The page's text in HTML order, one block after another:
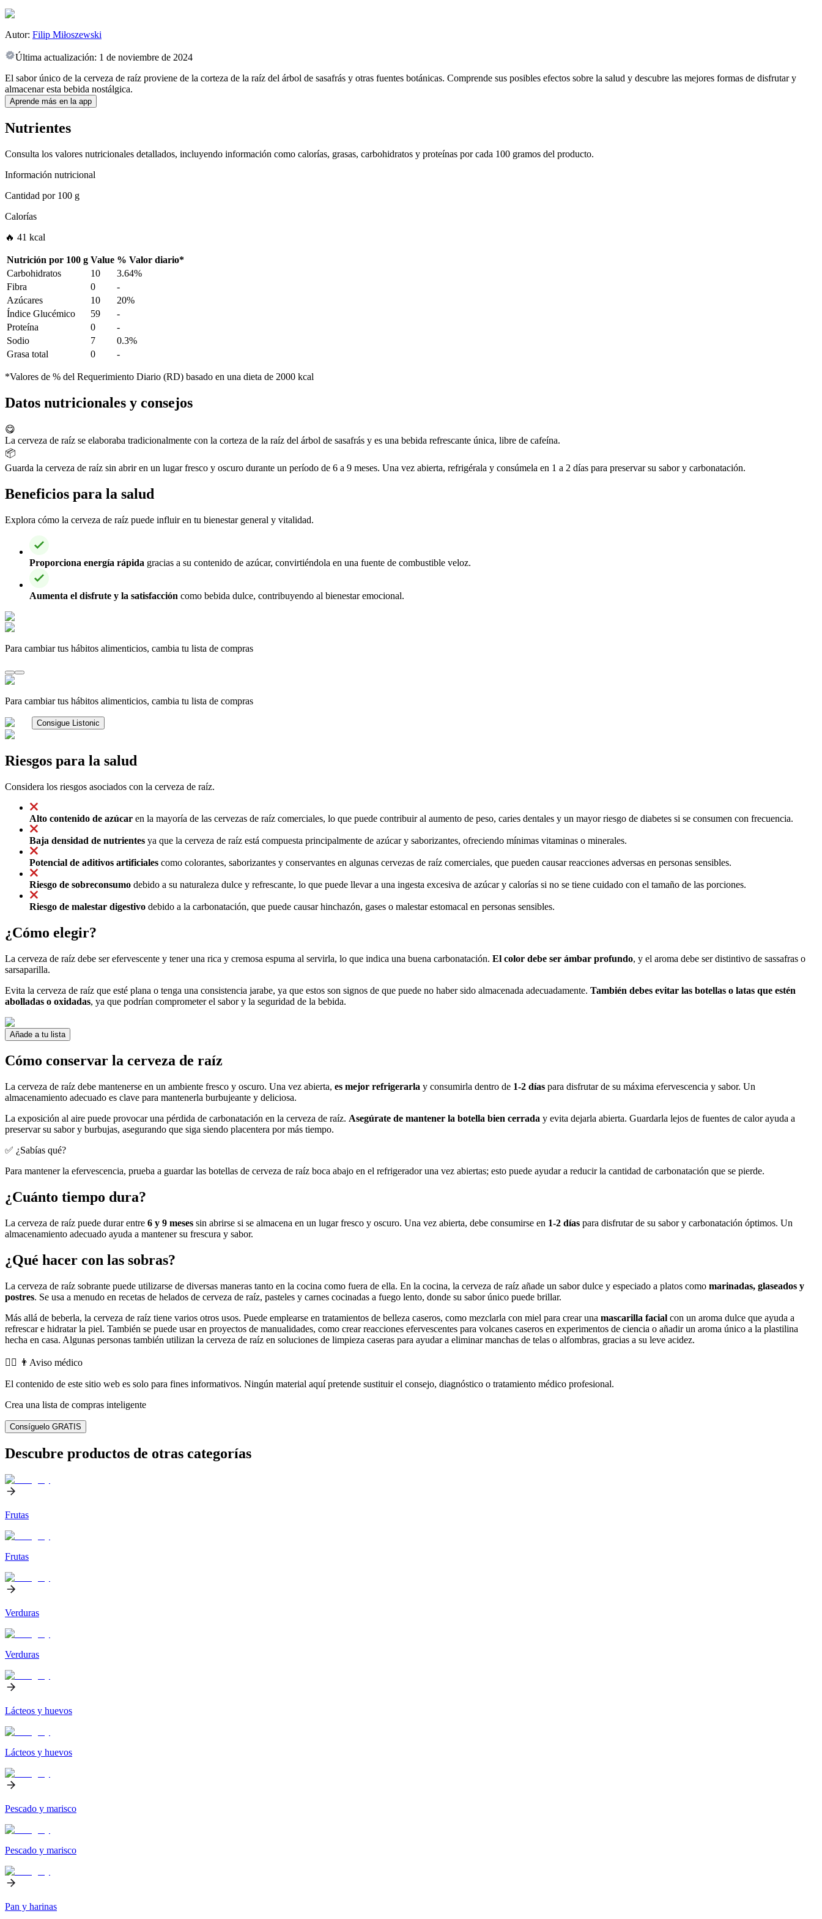
Autor: Filip Miłoszewski
Última actualización: 1 de noviembre de 2024
El sabor único de la cerveza de raíz proviene de la corteza de la raíz del árbol de sasafrás y otras fuentes botánicas. Comprende sus posibles efectos sobre la salud y descubre las mejores formas de disfrutar y
almacenar esta bebida nostálgica.
Aprende más en la app
Nutrientes
Consulta los valores nutricionales detallados, incluyendo información como calorías, grasas, carbohidratos y proteínas por cada 100 gramos del producto.
Información nutricional
Cantidad por100 g
Calorías
🔥 41 kcal
Nutrición por 100 g Value % Valor diario*
Carbohidratos
10
3.64%
Fibra
0
-
Azúcares
10
20%
Índice Glucémico
59
-
Proteína
0
-
Sodio
7
0.3%
Grasa total
0 -
*Valores de % del Requerimiento Diario (RD) basado en una dieta de 2000 kcal
Datos nutricionales y consejos
😋
La cerveza de raíz se elaboraba tradicionalmente con la corteza de la raíz del árbol de sasafrás y es una bebida refrescante única, libre de cafeína.
📦
Guarda la cerveza de raíz sin abrir en un lugar fresco y oscuro durante un período de 6 a 9 meses. Una vez abierta, refrigérala y consúmela en 1 a 2 días para preservar su sabor y carbonatación.
Beneficios para la salud
Explora cómo la cerveza de raíz puede influir en tu bienestar general y vitalidad.
Proporciona energía rápida gracias a su contenido de azúcar, convirtiéndola en una fuente de combustible veloz.
Aumenta el disfrute y la satisfacción como bebida dulce, contribuyendo al bienestar emocional.
Para cambiar tus hábitos alimenticios, cambia tu lista de compras
Para cambiar tus hábitos alimenticios, cambia tu lista de compras
Consigue Listonic
Riesgos para la salud
Considera los riesgos asociados con la cerveza de raíz.
Alto contenido de azúcar en la mayoría de las cervezas de raíz comerciales, lo que puede contribuir al aumento de peso, caries dentales y un mayor riesgo de diabetes si se consumen con frecuencia.
Baja densidad de nutrientes ya que la cerveza de raíz está compuesta principalmente de azúcar y saborizantes, ofreciendo mínimas vitaminas o minerales.
Potencial de aditivos artificiales como colorantes, saborizantes y conservantes en algunas cervezas de raíz comerciales, que pueden causar reacciones adversas en personas sensibles.
Riesgo de sobreconsumo debido a su naturaleza dulce y refrescante, lo que puede llevar a una ingesta excesiva de azúcar y calorías si no se tiene cuidado con el tamaño de las porciones.
Riesgo de malestar digestivo debido a la carbonatación, que puede causar hinchazón, gases o malestar estomacal en personas sensibles.
¿Cómo elegir?
La cerveza de raíz debe ser efervescente y tener una rica y cremosa espuma al servirla, lo que indica una buena carbonatación. El color debe ser ámbar profundo, y el aroma debe ser distintivo de sassafras o
sarsaparilla.
Evita la cerveza de raíz que esté plana o tenga una consistencia jarabe, ya que estos son signos de que puede no haber sido almacenada adecuadamente. También debes evitar las botellas o latas que estén
abolladas o oxidadas, ya que podrían comprometer el sabor y la seguridad de la bebida.
Añade a tu lista
Cómo conservar la cerveza de raíz
La cerveza de raíz debe mantenerse en un ambiente fresco y oscuro. Una vez abierta, es mejor refrigerarla y consumirla dentro de 1-2 días para disfrutar de su máxima efervescencia y sabor. Un
almacenamiento adecuado es clave para mantenerla burbujeante y deliciosa.
La exposición al aire puede provocar una pérdida de carbonatación en la cerveza de raíz. Asegúrate de mantener la botella bien cerrada y evita dejarla abierta. Guardarla lejos de fuentes de calor ayuda a
preservar su sabor y burbujas, asegurando que siga siendo placentera por más tiempo.
✅ ¿Sabías qué?
Para mantener la efervescencia, prueba a guardar las botellas de cerveza de raíz boca abajo en el refrigerador una vez abiertas; esto puede ayudar a reducir la cantidad de carbonatación que se pierde.
¿Cuánto tiempo dura?
La cerveza de raíz puede durar entre 6 y 9 meses sin abrirse si se almacena en un lugar fresco y oscuro. Una vez abierta, debe consumirse en 1-2 días para disfrutar de su sabor y carbonatación óptimos. Un
almacenamiento adecuado ayuda a mantener su frescura y sabor.
¿Qué hacer con las sobras?
La cerveza de raíz sobrante puede utilizarse de diversas maneras tanto en la cocina como fuera de ella. En la cocina, la cerveza de raíz añade un sabor dulce y especiado a platos como marinadas, glaseados y
postres. Se usa a menudo en recetas de helados de cerveza de raíz, pasteles y carnes cocinadas a fuego lento, donde su sabor único puede brillar.
Más allá de beberla, la cerveza de raíz tiene varios otros usos. Puede emplearse en tratamientos de belleza caseros, como mezclarla con miel para crear una mascarilla facial con un aroma dulce que ayuda a
refrescar e hidratar la piel. También se puede usar en proyectos de manualidades, como crear reacciones efervescentes para volcanes caseros en experimentos de ciencia o añadir un aroma único a la plastilina
hecha en casa. Algunas personas también utilizan la cerveza de raíz en soluciones de limpieza caseras para ayudar a eliminar manchas de telas o alfombras, gracias a su leve acidez.
👨‍⚕️️ 👨Aviso médico
El contenido de este sitio web es solo para fines informativos. Ningún material aquí pretende sustituir el consejo, diagnóstico o tratamiento médico profesional.
Crea una lista de compras inteligente
Consíguelo GRATIS
Descubre productos de otras categorías
Frutas
Frutas
Verduras
Verduras
Lácteos y huevos
Lácteos y huevos
Pescado y marisco
Pescado y marisco
Pan y harinas